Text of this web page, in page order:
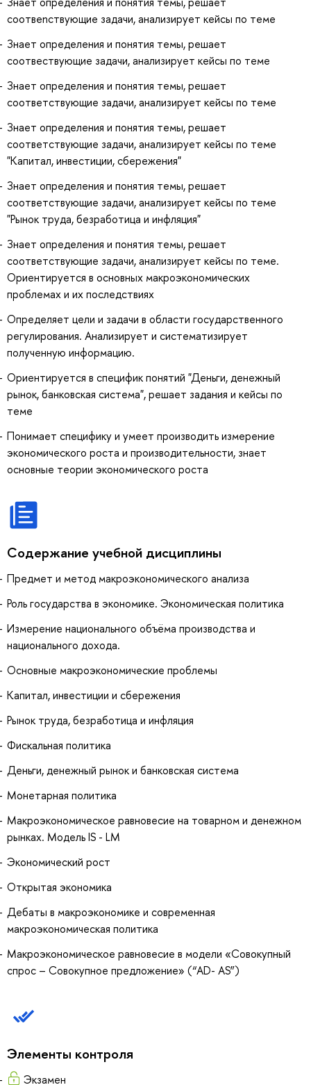
соотвеnствующие задачи, анализирует кейсы по теме
Знает определения и понятия темы, решает
соотвествующие задачи, анализирует кейсы по теме
Знает определения и понятия темы, решает
соответствующие задачи, анализирует кейсы по теме
Знает определения и понятия темы, решает
соответствующие задачи, анализирует кейсы по теме
"Капитал, инвестиции, сбережения"
Знает определения и понятия темы, решает
соответствующие задачи, анализирует кейсы по теме
"Рынок труда, безработица и инфляция"
Знает определения и понятия темы, решает
соответствующие задачи, анализирует кейсы по теме.
Ориентируется в основных макроэкономических
проблемах и их последствиях
Определяет цели и задачи в области государственного
регулирования. Анализирует и систематизирует
полученную информацию.
Ориентируется в специфик понятий "Деньги, денежный
рынок, банковская система", решает задания и кейсы по
теме
Понимает специфику и умеет производить измерение
экономического роста и производительности, знает
основные теории экономического роста
Содержание учебной дисциплины
Предмет и метод макроэкономического анализа
Роль государства в экономике. Экономическая политика
Измерение национального объёма производства и
национального дохода.
Основные макроэкономические проблемы
Капитал, инвестиции и сбережения
Рынок труда, безработица и инфляция
Фискальная политика
Деньги, денежный рынок и банковская система
Монетарная политика
Макроэкономическое равновесие на товарном и денежном
рынках. Модель IS - LM
Экономический рост
Открытая экономика
Дебаты в макроэкономике и современная
макроэкономическая политика
Макроэкономическое равновесие в модели «Совокупный
спрос – Совокупное предложение» (“AD- AS”)
Элементы контроля
Экзамен